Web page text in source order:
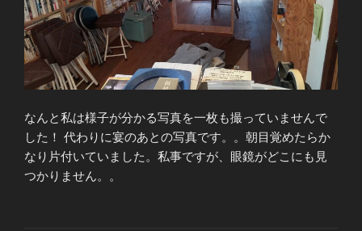
なんと私は様子が分かる写真を一枚も撮っていませんで
した！ 代わりに宴のあとの写真です。。朝目覚めたらか
なり片付いていました。私事ですが、眼鏡がどこにも見
つかりません。。